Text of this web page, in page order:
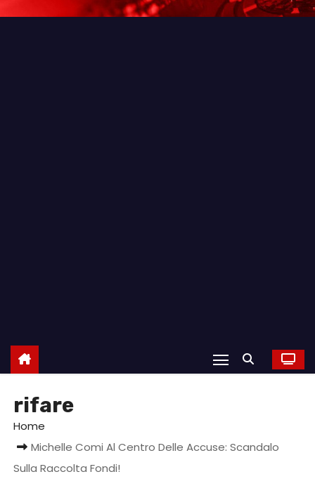
rifare
Home
Michelle Comi Al Centro Delle Accuse: Scandalo
Sulla Raccolta Fondi!